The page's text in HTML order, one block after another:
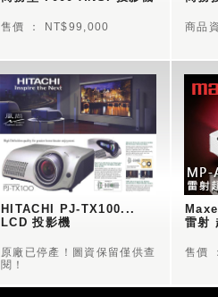
售價 ： NT$99,000 商品
HITACHI PJ-TX100...
LCD 投影機
原廠已停產！圖資保留僅供查
閱！
雷射
售價